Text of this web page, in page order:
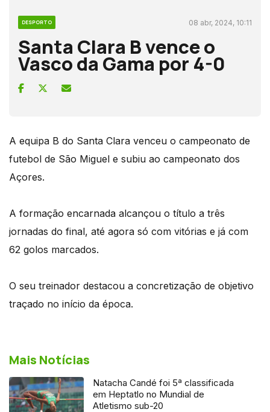
DESPORTO 08 abr, 2024, 10:11
Santa Clara B vence o
Vasco da Gama por 4-0
A equipa B do Santa Clara venceu o campeonato de
futebol de São Miguel e subiu ao campeonato dos
Açores.
A formação encarnada alcançou o título a três
jornadas do final, até agora só com vitórias e já com
62 golos marcados.
O seu treinador destacou a concretização de objetivo
traçado no início da época.
Mais Notícias
Natacha Candé foi 5ª classificada
em Heptatlo no Mundial de
Atletismo sub-20